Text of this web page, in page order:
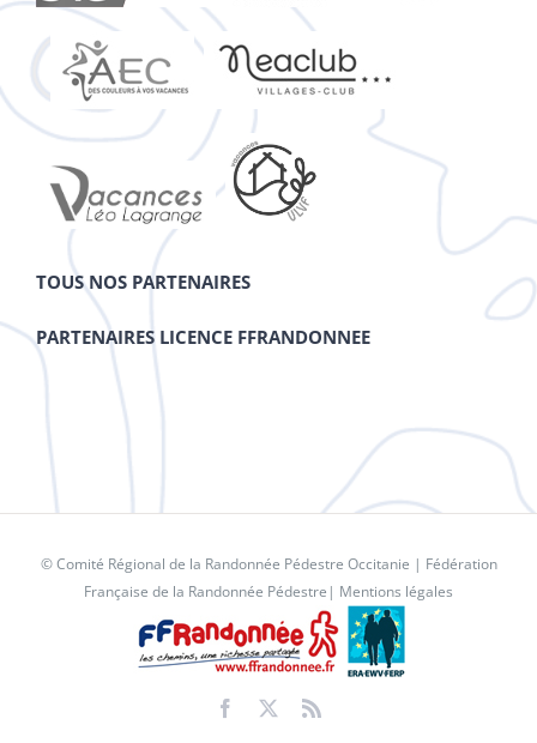
TOUS NOS PARTENAIRES
PARTENAIRES LICENCE FFRANDONNEE
© Comité Régional de la Randonnée Pédestre Occitanie | Fédération
Française de la Randonnée Pédestre | Mentions légales
Facebook